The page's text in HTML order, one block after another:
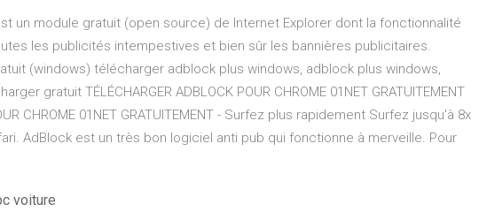
un module gratuit (open source) de Internet Explorer dont la fonctionnalité
les publicités intempestives et bien sûr les bannières publicitaires.
(windows) télécharger adblock plus windows, adblock plus windows,
gratuit TÉLÉCHARGER ADBLOCK POUR CHROME 01NET GRATUITEMENT
CHROME 01NET GRATUITEMENT - Surfez plus rapidement Surfez jusqu'à 8x
AdBlock est un très bon logiciel anti pub qui fonctionne à merveille. Pour
voiture